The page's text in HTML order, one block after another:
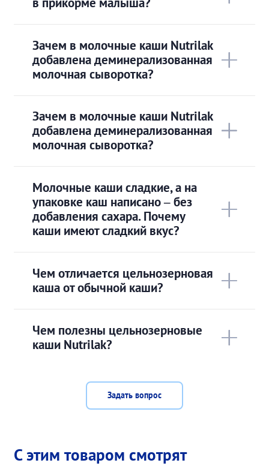
Зачем в молочные каши Nutrilak
добавлена деминерализованная
молочная сыворотка?
Зачем в молочные каши Nutrilak
добавлена деминерализованная
молочная сыворотка?
Молочные каши сладкие, а на
упаковке каш написано – без
добавления сахара. Почему
каши имеют сладкий вкус?
Чем отличается цельнозерновая
каша от обычной каши?
Чем полезны цельнозерновые
каши Nutrilak?
Задать вопрос
С этим товаром смотрят